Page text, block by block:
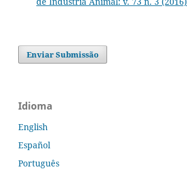
Enviar Submissão
Idioma
English
Español
Português